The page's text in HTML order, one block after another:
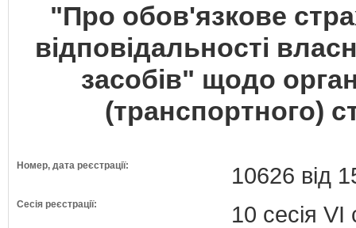
"Про обов'язкове
відповідальності
засобів" щодо
(транспортного)
Номер, дата реєстрації: 10626 від
Сесія реєстрації: 10 сесія VI